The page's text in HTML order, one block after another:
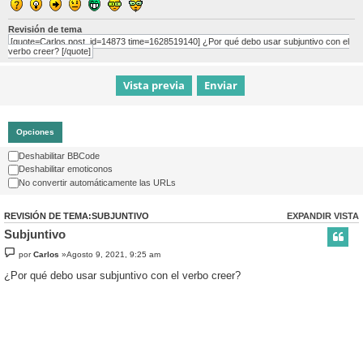
Revisión de tema
[quote=Carlos post_id=14873 time=1628519140] ¿Por qué debo usar subjuntivo con el
verbo creer? [/quote]
Opciones
Deshabilitar BBCode
Deshabilitar emoticonos
No convertir automáticamente las URLs
EXPANDIR VISTA
REVISIÓN DE TEMA:SUBJUNTIVO
Subjuntivo
porCarlos »Agosto 9, 2021, 9:25 am
¿Por qué debo usar subjuntivo con el verbo creer?